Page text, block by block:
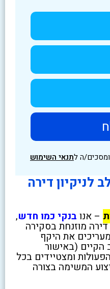
ה לתנאי השימוש
דירה
– אנו בנקי כמו חדש,
דירה מוזנחת בסקירה
את היקף
(באישור
ומצטיידים בכל
המשימה בצורה